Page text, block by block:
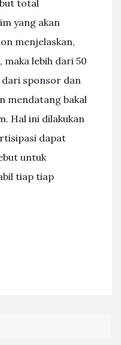
total
yang akan
menjelaskan,
lebih dari 50
sponsor dan
mendatang bakal
Hal ini dilakukan
dapat
untuk
tiap tiap